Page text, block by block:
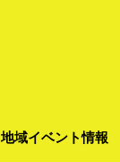
地域イベント情報